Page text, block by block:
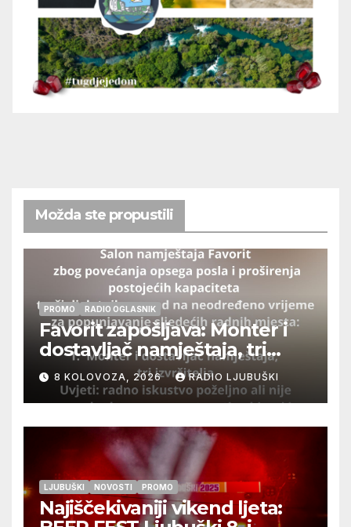
Možda ste propustili
PROMO RADIO OGLASNIK
Favorit zapošljava: Monter i
dostavljač namještaja, tri
izvršitelja
8 KOLOVOZA, 2026 RADIO LJUBUŠKI
LJUBUŠKI NOVOSTI PROMO
Najiščekivaniji vikend ljeta: